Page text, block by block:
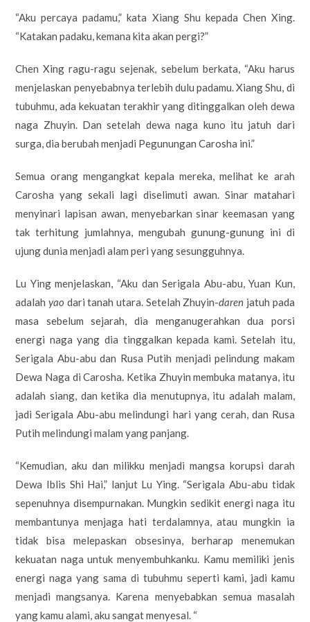
“Aku percaya padamu,” kata Xiang Shu kepada Chen Xing.
“Katakan padaku, kemana kita akan pergi?”
Chen Xing ragu-ragu sejenak, sebelum berkata, “Aku harus
menjelaskan penyebabnya terlebih dulu padamu. Xiang Shu, di
tubuhmu, ada kekuatan terakhir yang ditinggalkan oleh dewa
naga Zhuyin. Dan setelah dewa naga kuno itu jatuh dari
surga, dia berubah menjadi Pegunungan Carosha ini.”
Semua orang mengangkat kepala mereka, melihat ke arah
Carosha yang sekali lagi diselimuti awan. Sinar matahari
menyinari lapisan awan, menyebarkan sinar keemasan yang
tak terhitung jumlahnya, mengubah gunung-gunung ini di
ujung dunia menjadi alam peri yang sesungguhnya.
Lu Ying menjelaskan, “Aku dan Serigala Abu-abu, Yuan Kun,
adalahyao dari tanah utara. Setelah Zhuyin-daren jatuh pada
masa sebelum sejarah, dia menganugerahkan dua porsi
energi naga yang dia tinggalkan kepada kami. Setelah itu,
Serigala Abu-abu dan Rusa Putih menjadi pelindung makam
Dewa Naga di Carosha. Ketika Zhuyin membuka matanya, itu
adalah siang, dan ketika dia menutupnya, itu adalah malam,
jadi Serigala Abu-abu melindungi hari yang cerah, dan Rusa
Putih melindungi malam yang panjang.
“Kemudian, aku dan milikku menjadi mangsa korupsi darah
Dewa Iblis Shi Hai,” lanjut Lu Ying. “Serigala Abu-abu tidak
sepenuhnya disempurnakan. Mungkin sedikit energi naga itu
membantunya menjaga hati terdalamnya, atau mungkin ia
tidak bisa melepaskan obsesinya, berharap menemukan
kekuatan naga untuk menyembuhkanku. Kamu memiliki jenis
energi naga yang sama di tubuhmu seperti kami, jadi kamu
menjadi mangsanya. Karena menyebabkan semua masalah
yang kamu alami, aku sangat menyesal. “